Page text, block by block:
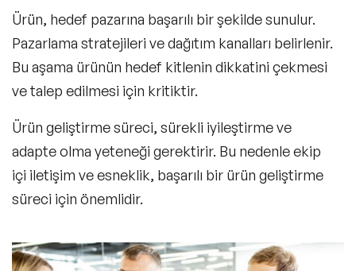
Ürün, hedef pazarına başarılı bir şekilde sunulur.
Pazarlama stratejileri ve dağıtım kanalları belirlenir.
Bu aşama ürünün hedef kitlenin dikkatini çekmesi
ve talep edilmesi için kritiktir.
Ürün geliştirme süreci, sürekli iyileştirme ve
adapte olma yeteneği gerektirir. Bu nedenle ekip
içi iletişim ve esneklik, başarılı bir ürün geliştirme
süreci için önemlidir.